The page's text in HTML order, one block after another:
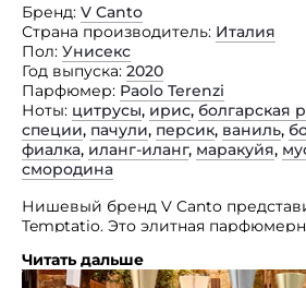
Бренд V Canto
Страна производитель Италия
Пол Унисекс
Год выпуска 2020
Парфюмер Paolo Terenzi
Ноты цитрусы, ирис, болгарская
специи, пачули, персик, ваниль,
фиалка, иланг-иланг, маракуйя,
смородина
Нишевый бренд V Canto
Temptatio. Это элитная
звучания, не ограниченная
Читать дальше